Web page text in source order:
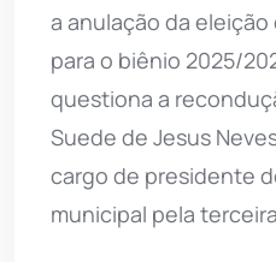
a anulação da eleição
para o biênio 2025/
questiona a
Suede de Jesus
cargo de presidente
municipal pela